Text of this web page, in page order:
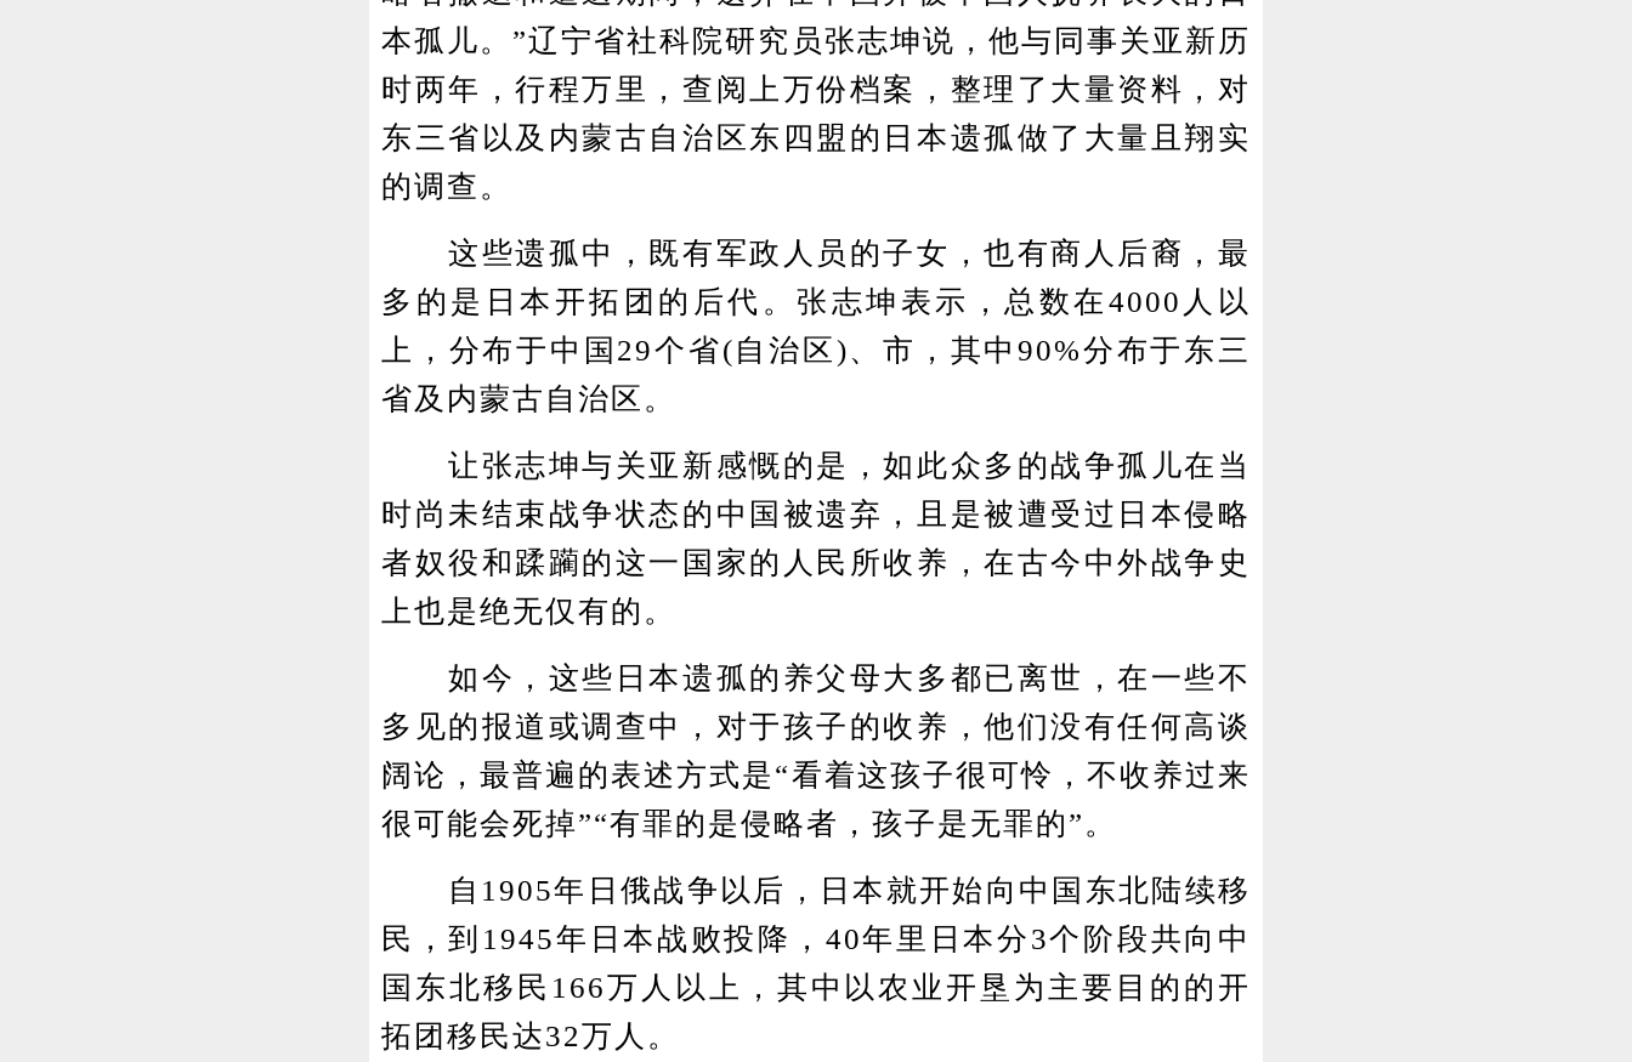
本孤儿。”辽宁省社科院研究员张志坤说，他与同事关亚新历
时两年，行程万里，查阅上万份档案，整理了大量资料，对
东三省以及内蒙古自治区东四盟的日本遗孤做了大量且翔实
的调查。
这些遗孤中，既有军政人员的子女，也有商人后裔，最
多的是日本开拓团的后代。张志坤表示，总数在4000人以
上，分布于中国29个省(自治区)、市，其中90%分布于东三
省及内蒙古自治区。
让张志坤与关亚新感慨的是，如此众多的战争孤儿在当
时尚未结束战争状态的中国被遗弃，且是被遭受过日本侵略
者奴役和蹂躏的这一国家的人民所收养，在古今中外战争史
上也是绝无仅有的。
如今，这些日本遗孤的养父母大多都已离世，在一些不
多见的报道或调查中，对于孩子的收养，他们没有任何高谈
阔论，最普遍的表述方式是“看着这孩子很可怜，不收养过来
很可能会死掉”“有罪的是侵略者，孩子是无罪的”。
自1905年日俄战争以后，日本就开始向中国东北陆续移
民，到1945年日本战败投降，40年里日本分3个阶段共向中
国东北移民166万人以上，其中以农业开垦为主要目的的开
拓团移民达32万人。